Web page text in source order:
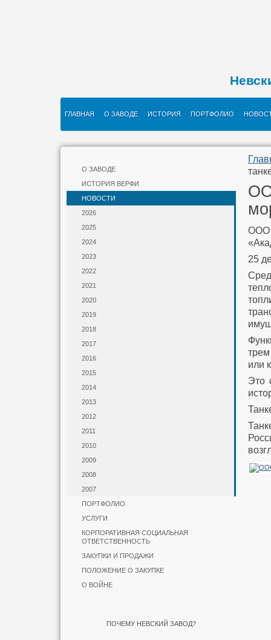
ГЛАВНАЯ О ЗАВОДЕ ИСТОРИЯ ПОРТФОЛИО
О ЗАВОДЕ
ИСТОРИЯ ВЕРФИ
НОВОСТИ
2026
2025
2024
2023
2022
2021
2020
2019
2018
2017
2016
2015
2014
2013
2012
2011
2010
2009
2008
2007
ПОРТФОЛИО
УСЛУГИ
КОРПОРАТИВНАЯ СОЦИАЛЬНАЯ
ОТВЕТСТВЕННОСТЬ
ЗАКУПКИ И ПРОДАЖИ
ПОЛОЖЕНИЕ О ЗАКУПКЕ
О ВОЙНЕ
ПОЧЕМУ НЕВСКИЙ ЗАВОД?
ООО
25
или
Это